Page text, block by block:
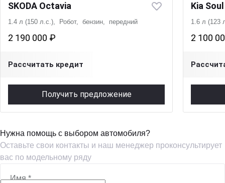
SKODA Octavia
1.4 л (150 л.с.), Робот, бензин, передний
2 190 000 ₽
Рассчитать кредит
Получить предложение
Kia Soul
1.6 л (123
2 100
Нужна помощь с выбором автомобиля?
Оставьте свои контакты и наш менеджер проконсультирует
вас по модельному ряду
Имя*